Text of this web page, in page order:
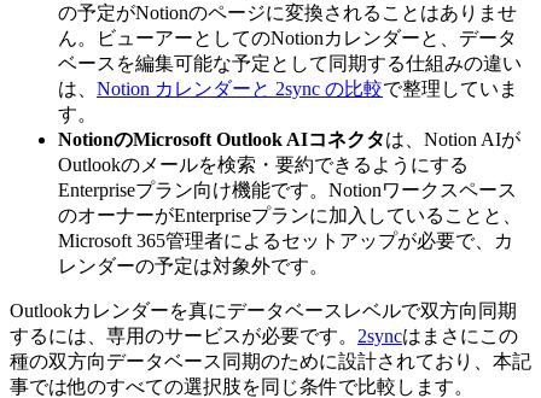
の予定がNotionのページに変換されることはありませ
ん。ビューアーとしてのNotionカレンダーと、データ
ベースを編集可能な予定として同期する仕組みの違い
は、 Notion カレンダーと 2sync の比較で整理していま
す。
NotionのMicrosoft Outlook AIコネクタは、Notion AIが
Outlookのメールを検索・要約できるようにする
Enterpriseプラン向け機能です。Notionワークスペース
のオーナーがEnterpriseプランに加入していることと、
Microsoft 365管理者によるセットアップが必要で、カ
レンダーの予定は対象外です。
Outlookカレンダーを真にデータベースレベルで双方向同期
するには、専用のサービスが必要です。 2syncはまさにこの
種の双方向データベース同期のために設計されており、本記
事では他のすべての選択肢を同じ条件で比較します。